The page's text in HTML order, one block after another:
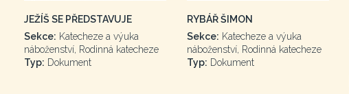
JEŽÍŠ SE PŘEDSTAVUJE
Sekce: Katecheze a výuka
náboženství, Rodinná katecheze
Typ: Dokument
RYBÁŘ ŠIMON
Sekce: Katecheze a výuka
náboženství, Rodinná katecheze
Typ: Dokument